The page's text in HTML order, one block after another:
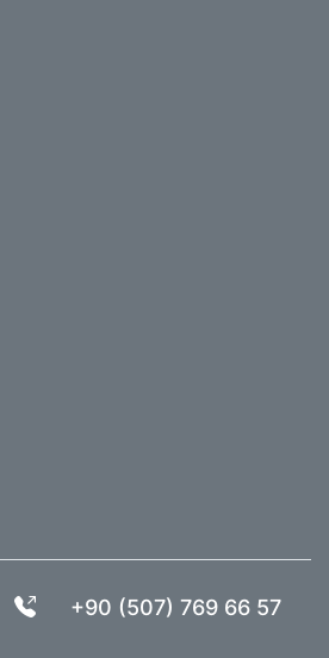
+90 (507) 769 66 57